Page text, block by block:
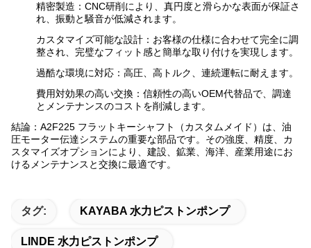
精密製造：CNC研削により、真円度と滑らかな表面が保証さ
れ、振動と騒音が低減されます。
カスタマイズ可能な設計：お客様の仕様に合わせて完全に調
整され、完璧なフィット感と簡単な取り付けを実現します。
過酷な環境に対応：高圧、高トルク、連続運転に耐えます。
費用対効果の高い交換：信頼性の高いOEM代替品で、調達
とメンテナンスのコストを削減します。
結論：A2F225 フラットキーシャフト（カスタムメイド）は、油
圧モーター伝達システムの重要な部品です。その強度、精度、カ
スタマイズオプションにより、建設、鉱業、海洋、産業用途にお
けるメンテナンスと交換に最適です。
タグ: KAYABA 水力ピストンポンプ
LINDE 水力ピストンポンプ